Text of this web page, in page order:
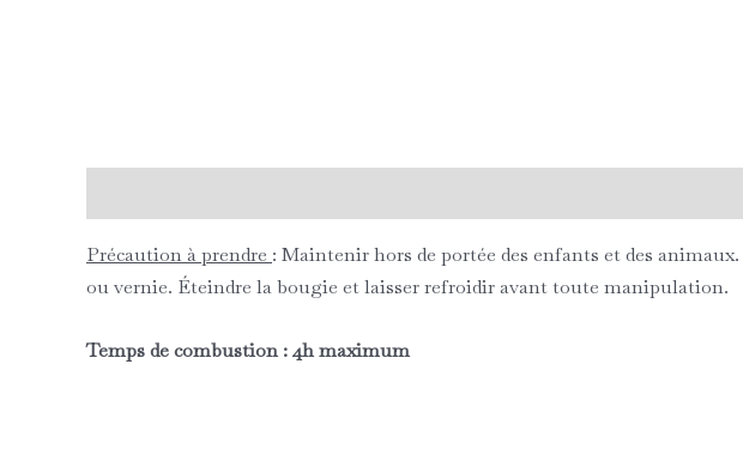
Précaution à prendre : Maintenir hors de portée des enfants et des
ou vernie. Éteindre la bougie et laisser refroidir avant toute manipulation.
Temps de combustion : 4h maximum